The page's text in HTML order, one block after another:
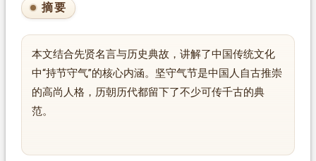
摘要
本文结合先贤名言与历史典故，讲解了中国传统文化
中“持节守气”的核心内涵。坚守气节是中国人自古推崇
的高尚人格，历朝历代都留下了不少可传千古的典
范。